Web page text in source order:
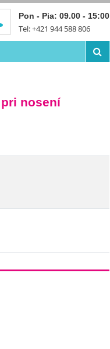
Pon - Pia: 09.00 - 15:00
Tel: +421 944 588 806
nosení